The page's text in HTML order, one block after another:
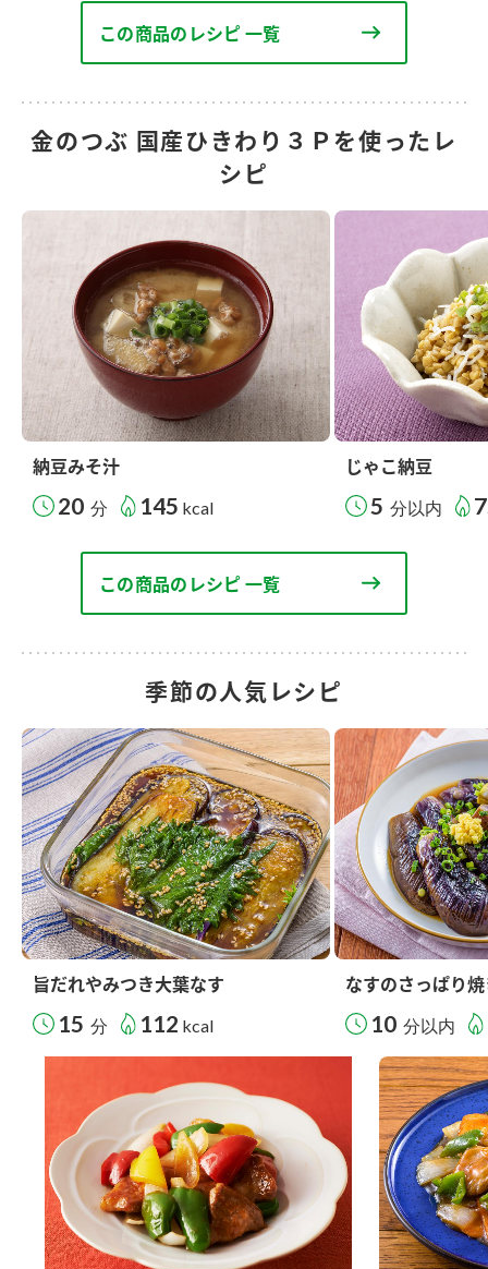
この商品のレシピ 一覧
金のつぶ 国産ひきわり３Ｐを使ったレ
シピ
納豆みそ汁
20 分 145 kcal
じゃこ納豆
5 分以内
この商品のレシピ 一覧
季節の人気レシピ
旨だれやみつき大葉なす
15 分 112 kcal
なすのさっぱり
10 分以内